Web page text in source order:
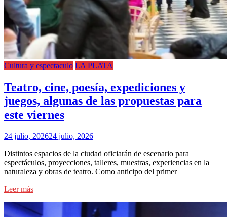
Cultura y espectaculo LA PLATA
Teatro, cine, poesía, expediciones y
juegos, algunas de las propuestas para
este viernes
24 julio, 202624 julio, 2026
Distintos espacios de la ciudad oficiarán de escenario para
espectáculos, proyecciones, talleres, muestras, experiencias en la
naturaleza y obras de teatro. Como anticipo del primer
Leer más